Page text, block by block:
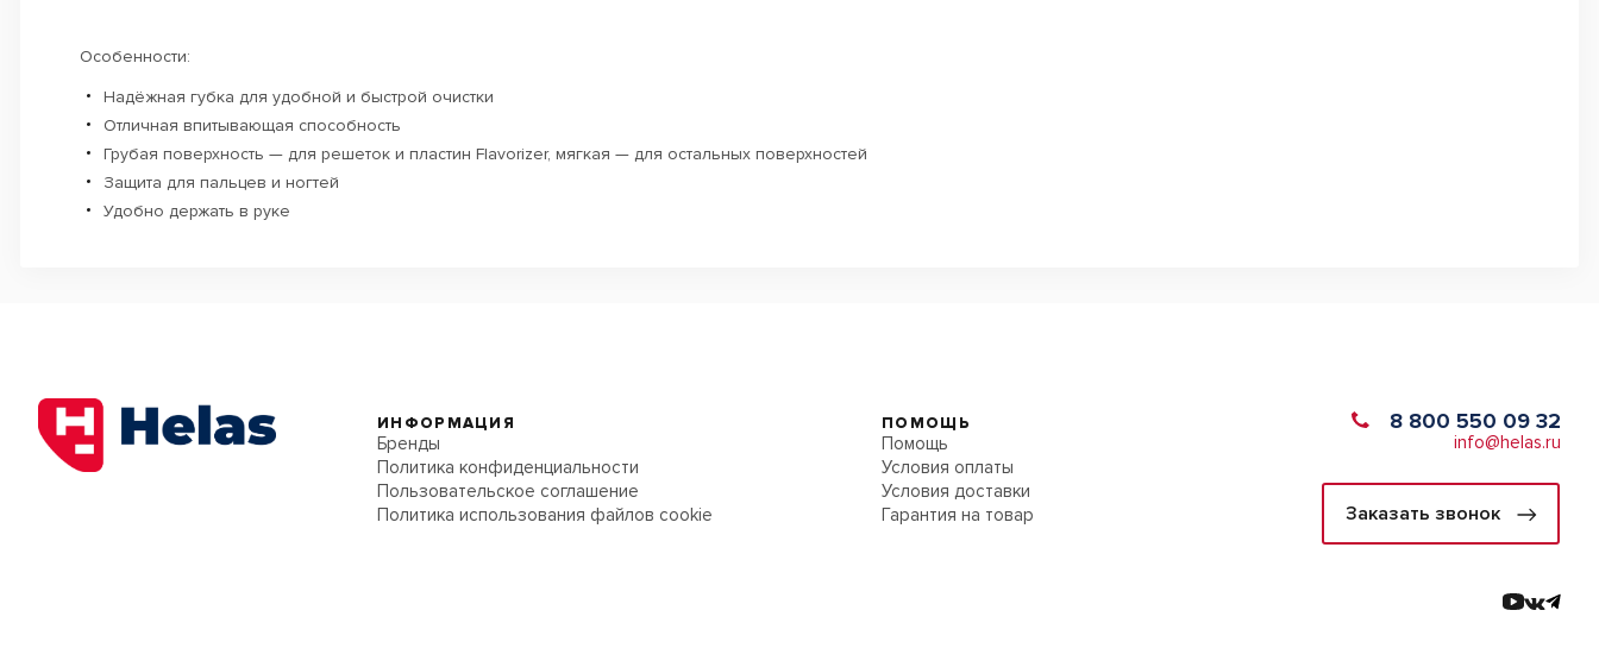
Особенности:
Надёжная губка для удобной и быстрой очистки
Отличная впитывающая способность
Грубая поверхность — для решеток и пластин Flavorizer, мягкая — для остальных поверхностей
Защита для пальцев и ногтей
Удобно держать в руке
ИНФОРМАЦИЯ
Бренды
Политика конфиденциальности
Пользовательское соглашение
Политика использования файлов cookie
ПОМОЩЬ
Помощь
Условия оплаты
Условия доставки
Гарантия на товар
8 800 550 09 32
info@helas.ru
Заказать звонок